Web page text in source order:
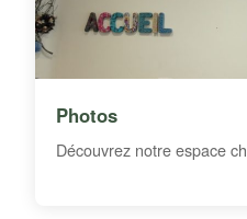
Photos
Découvrez notre espace